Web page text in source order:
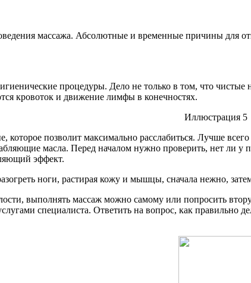
массажа. Абсолютные и временные причины для
процедуры. Дело не только в том, что
кровоток и движение лимфы в конечностях.
которое позволит максимально расслабиться. Лучше
масла. Перед началом нужно проверить, нет ли
эффект.
ноги, растирая кожу и мышцы, сначала нежно,
выполнять массаж можно самому или попросить
специалиста. Ответить на вопрос, как правильно